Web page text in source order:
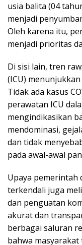
usia balita (04
menjadi
Oleh karena itu,
menjadi prioritas
Di sisi lain, tren
(ICU)
Tidak ada kasus
perawatan ICU
mengindikasikan
mendominasi,
dan tidak
pada awal-awal
Upaya pemerintah
terkendali juga
dan penguatan
akurat dan
berbagai saluran
bahwa